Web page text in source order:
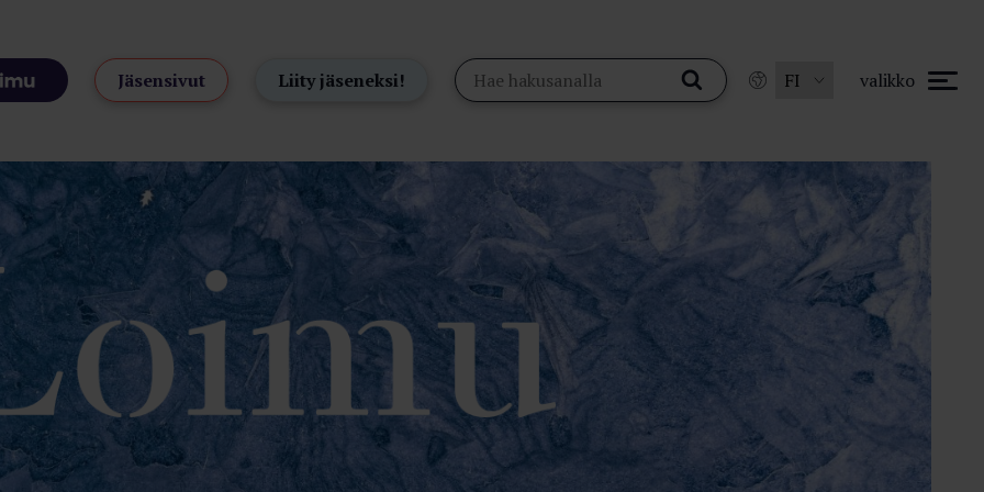
Jäsensivut Liity jäseneksi! valikko